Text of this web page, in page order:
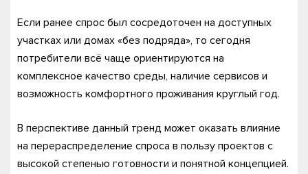
Если ранее спрос был сосредоточен на доступных
участках или домах «без подряда», то сегодня
потребители всё чаще ориентируются на
комплексное качество среды, наличие сервисов и
возможность комфортного проживания круглый год.
В перспективе данный тренд может оказать влияние
на перераспределение спроса в пользу проектов с
высокой степенью готовности и понятной концепцией.